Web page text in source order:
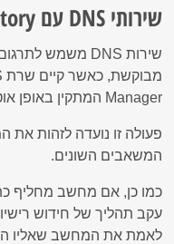
שירותי DNS עם Active Directory
Manager המתקין באופן אוטומטי את שירות DNS.
פעולה זו נועדה לזהות
המשאבים השונים.
לאמת את המחשב שאליו